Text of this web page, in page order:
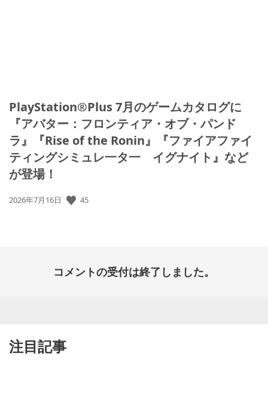
PlayStation®Plus 7月のゲームカタログに
『アバター：フロンティア・オブ・パンド
ラ』『Rise of the Ronin』『ファイアファイ
ティングシミュレ一タ一 イグナイト』など
が登場！
公
2026年7月16日 45
コメントの受付は終了しました。
注目記事